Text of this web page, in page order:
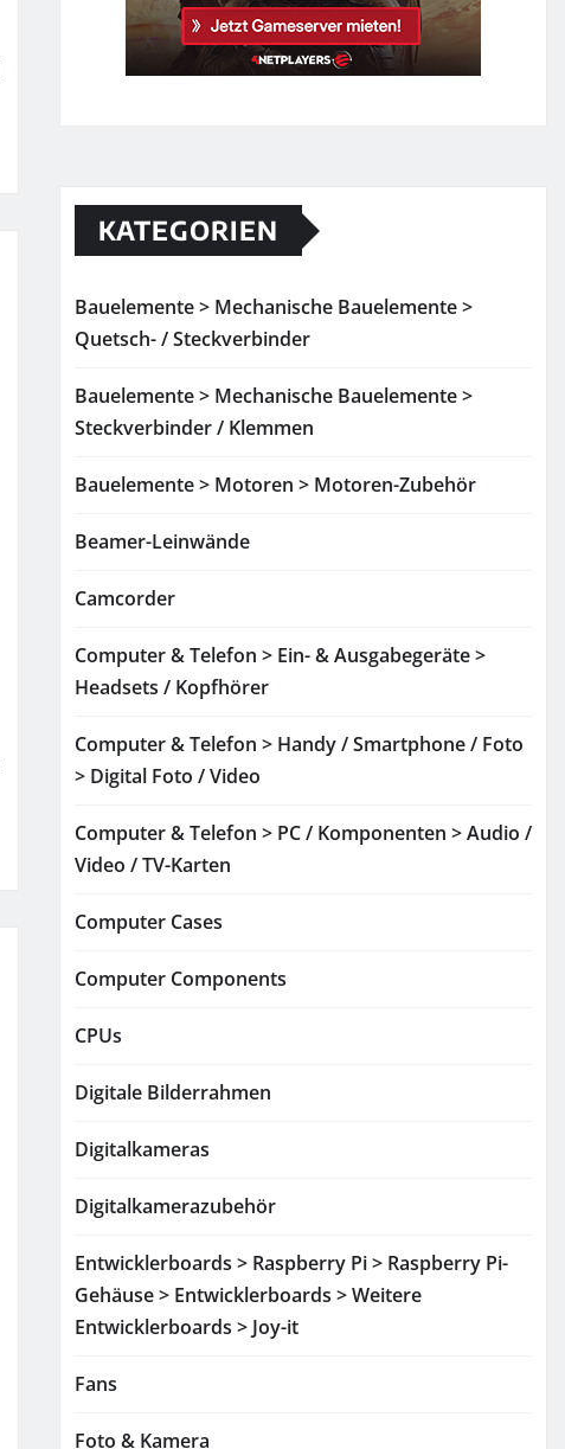
KATEGORIEN
Bauelemente > Mechanische Bauelemente >
Quetsch- / Steckverbinder
Bauelemente > Mechanische Bauelemente >
Steckverbinder / Klemmen
Bauelemente > Motoren > Motoren-Zubehör
Beamer-Leinwände
Camcorder
Computer & Telefon > Ein- & Ausgabegeräte >
Headsets / Kopfhörer
Computer & Telefon > Handy / Smartphone / Foto
> Digital Foto / Video
Computer & Telefon > PC / Komponenten > Audio /
Video / TV-Karten
Computer Cases
Computer Components
CPUs
Digitale Bilderrahmen
Digitalkameras
Digitalkamerazubehör
Entwicklerboards > Raspberry Pi > Raspberry Pi-
Gehäuse > Entwicklerboards > Weitere
Entwicklerboards > Joy-it
Fans
Foto & Kamera